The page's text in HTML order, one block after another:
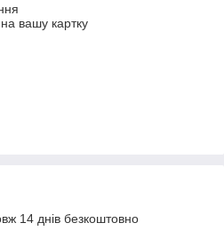
вашу картку
14 днів безкоштовно